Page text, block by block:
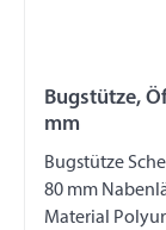
Bugstütze,
mm
Bugstütze
80 mm
Material